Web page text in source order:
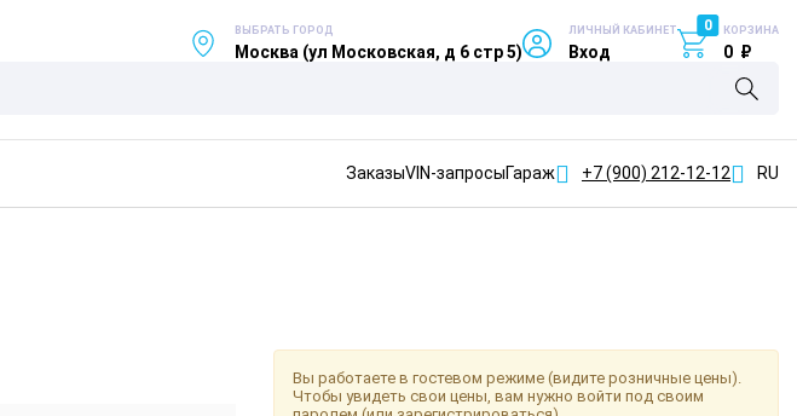
ВЫБРАТЬ ГОРОД
Москва (ул Московская, д 6 стр 5)
ЛИЧНЫЙ КАБИНЕТ
Вход
0 КОРЗИНА
0 ₽
ЗаказыVIN-запросыГараж +7 (900) 212-12-12 RU
Вы работаете в гостевом режиме (видите розничные цены).
Чтобы увидеть свои цены, вам нужно войти под своим